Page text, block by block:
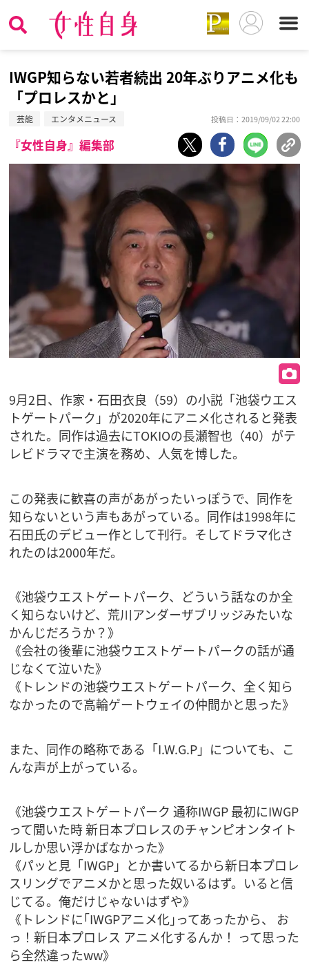
IWGP知らない若者続出 20年ぶりアニメ化も
「プロレスかと」
芸能 エンタメニュース 投稿日：2019/09/02 22:00
『女性自身』編集部
9月2日、作家・石田衣良（59）の小説「池袋ウエス
トゲートパーク」が2020年にアニメ化されると発表
された。同作は過去にTOKIOの長瀬智也（40）がテ
レビドラマで主演を務め、人気を博した。
この発表に歓喜の声があがったいっぽうで、同作を
知らないという声もあがっている。同作は1998年に
石田氏のデビュー作として刊行。そしてドラマ化さ
れたのは2000年だ。
《池袋ウエストゲートパーク、どういう話なのか全
く知らないけど、荒川アンダーザブリッジみたいな
かんじだろうか？》
《会社の後輩に池袋ウエストゲートパークの話が通
じなくて泣いた》
《トレンドの池袋ウエストゲートパーク、全く知ら
なかったので高輪ゲートウェイの仲間かと思った》
また、同作の略称である「I.W.G.P」についても、こ
んな声が上がっている。
《池袋ウエストゲートパーク 通称IWGP 最初にIWGP
って聞いた時 新日本プロレスのチャンピオンタイト
ルしか思い浮かばなかった》
《パッと見「IWGP」とか書いてるから新日本プロレ
スリングでアニメかと思った奴いるはず。いると信
じてる。俺だけじゃないはずや》
《トレンドに｢IWGPアニメ化｣ってあったから、 お
っ！新日本プロレス アニメ化するんか！ って思った
ら全然違ったww》